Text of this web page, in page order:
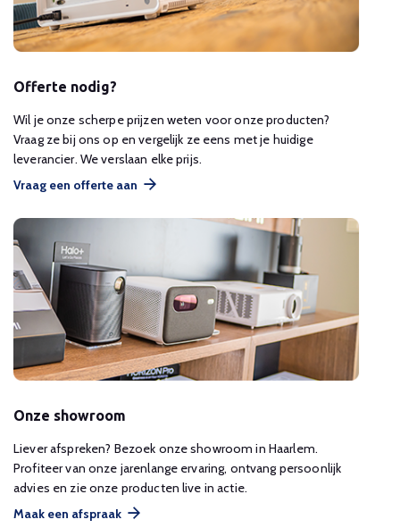
Offerte nodig?
Wil je onze scherpe prijzen weten voor onze producten?
Vraag ze bij ons op en vergelijk ze eens met je huidige
leverancier. We verslaan elke prijs.
Vraag een offerte aan
Onze showroom
Liever afspreken? Bezoek onze showroom in Haarlem.
Profiteer van onze jarenlange ervaring, ontvang persoonlijk
advies en zie onze producten live in actie.
Maak een afspraak